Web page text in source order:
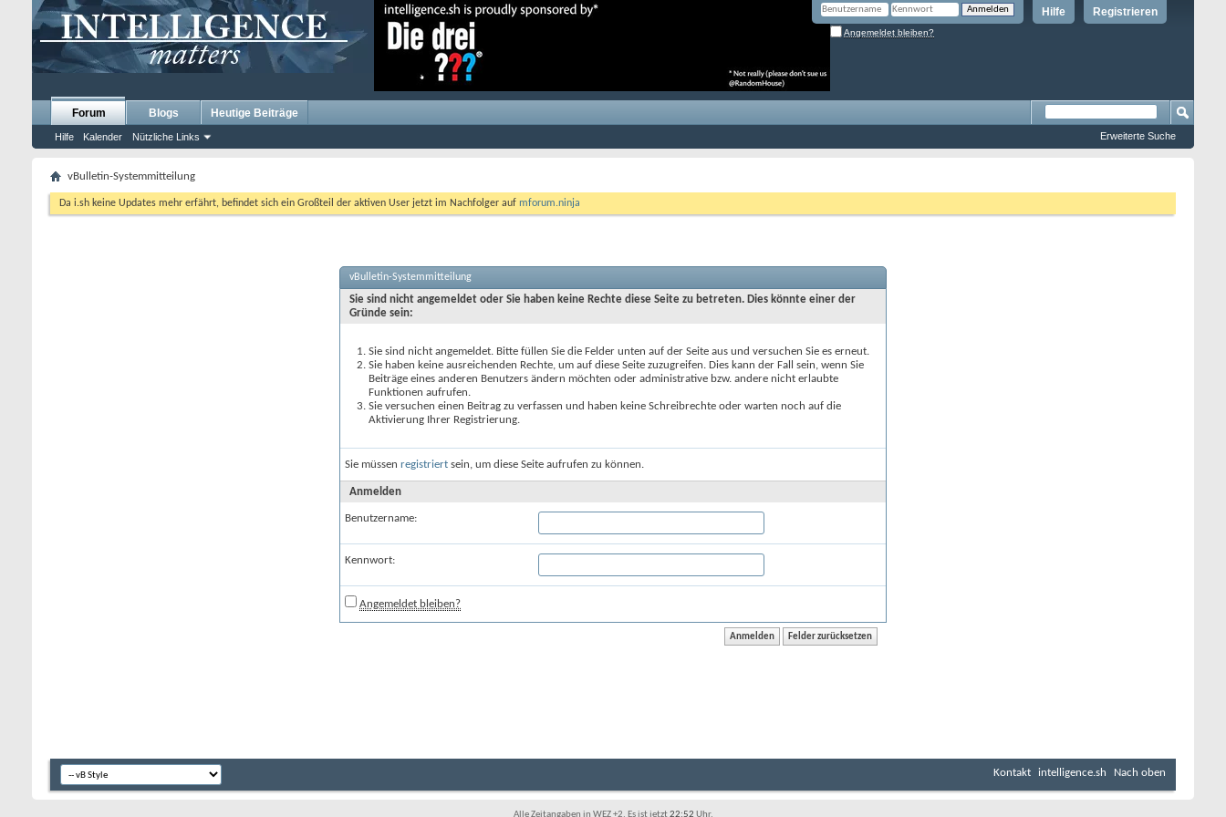
Registrieren
Hilfe
Angemeldet bleiben?
Forum
Hilfe Kalender Nützliche Links
Blogs Heutige Beiträge
Erweiterte Suche
vBulletin-Systemmitteilung
Da i.sh keine Updates mehr erfährt, befindet sich ein Großteil der aktiven User jetzt im Nachfolger auf mforum.ninja
vBulletin-Systemmitteilung
Sie sind nicht angemeldet oder Sie haben keine Rechte diese Seite zu betreten. Dies könnte einer der
Gründe sein:
Sie sind nicht angemeldet. Bitte füllen Sie die Felder unten auf der Seite aus und versuchen Sie es erneut.
Sie haben keine ausreichenden Rechte, um auf diese Seite zuzugreifen. Dies kann der Fall sein, wenn Sie
Beiträge eines anderen Benutzers ändern möchten oder administrative bzw. andere nicht erlaubte
Funktionen aufrufen.
Sie versuchen einen Beitrag zu verfassen und haben keine Schreibrechte oder warten noch auf die
Aktivierung Ihrer Registrierung.
Sie müssen registriert sein, um diese Seite aufrufen zu können.
Anmelden
Benutzername:
Kennwort:
Angemeldet bleiben?
Kontakt intelligence.sh Nach oben
Alle Zeitangaben in WEZ +2. Es ist jetzt22:52 Uhr.